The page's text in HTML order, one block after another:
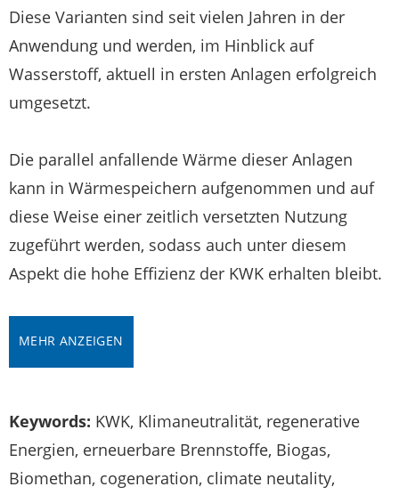
Diese Varianten sind seit vielen Jahren in der
Anwendung und werden, im Hinblick auf
Wasserstoff, aktuell in ersten Anlagen erfolgreich
umgesetzt.
Die parallel anfallende Wärme dieser Anlagen
kann in Wärmespeichern aufgenommen und auf
diese Weise einer zeitlich versetzten Nutzung
zugeführt werden, sodass auch unter diesem
Aspekt die hohe Effizienz der KWK erhalten bleibt.
MEHR ANZEIGEN
Keywords: KWK, Klimaneutralität, regenerative
Energien, erneuerbare Brennstoffe, Biogas,
Biomethan, cogeneration, climate neutality,